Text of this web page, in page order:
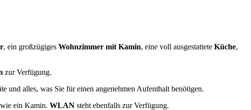
, ein großzügiges Wohnzimmer mit Kamin, eine voll ausgestattete Küche,
zur Verfügung.
und alles, was Sie für einen angenehmen Aufenthalt benötigen.
ein Kamin. WLAN steht ebenfalls zur Verfügung.